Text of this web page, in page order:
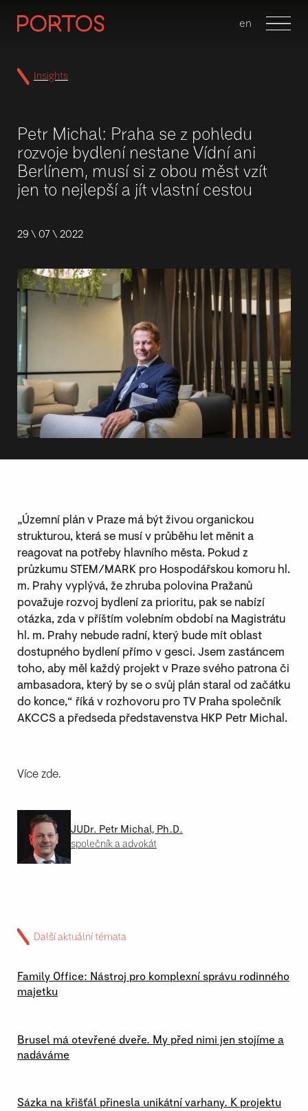
Menu
cs
en
Insights
Petr Michal: Praha se z pohledu
rozvoje bydlení nestane Vídní ani
Berlínem, musí si z obou měst vzít
jen to nejlepší a jít vlastní cestou
29 \ 07 \ 2022
„Územní plán v Praze má být živou organickou
strukturou, která se musí v průběhu let měnit a
reagovat na potřeby hlavního města. Pokud z
průzkumu STEM/MARK pro Hospodářskou komoru hl.
m. Prahy vyplývá, že zhruba polovina Pražanů
považuje rozvoj bydlení za prioritu, pak se nabízí
otázka, zda v příštím volebním období na Magistrátu
hl. m. Prahy nebude radní, který bude mít oblast
dostupného bydlení přímo v gesci. Jsem zastáncem
toho, aby měl každý projekt v Praze svého patrona či
ambasadora, který by se o svůj plán staral od začátku
do konce,“ říká v rozhovoru pro TV Praha společník
AKCCS a předseda představenstva HKP Petr Michal.
Vícezde.
JUDr. Petr Michal, Ph.D.
společník a advokát
Další aktuální témata
Family Office: Nástroj pro komplexní správu rodinného
majetku
Brusel má otevřené dveře. My před nimi jen stojíme a
nadáváme
Sázka na křišťál přinesla unikátní varhany. K projektu